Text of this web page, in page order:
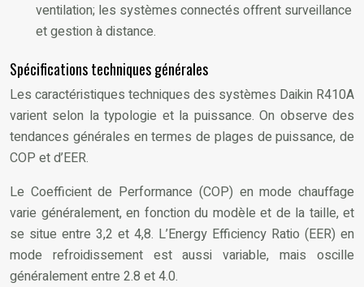
ventilation; les systèmes connectés offrent surveillance
et gestion à distance.
Spécifications techniques générales
Les caractéristiques techniques des systèmes Daikin R410A
varient selon la typologie et la puissance. On observe des
tendances générales en termes de plages de puissance, de
COP et d’EER.
Le Coefficient de Performance (COP) en mode chauffage
varie généralement, en fonction du modèle et de la taille, et
se situe entre 3,2 et 4,8. L’Energy Efficiency Ratio (EER) en
mode refroidissement est aussi variable, mais oscille
généralement entre 2.8 et 4.0.